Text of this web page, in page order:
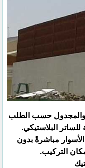
والمجدول حسب الطلب
‏البلاستيكي.‏
الأسوار مباشرةً بدون
التركيب.‏